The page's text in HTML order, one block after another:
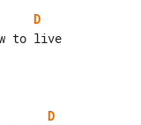
D
to live
D